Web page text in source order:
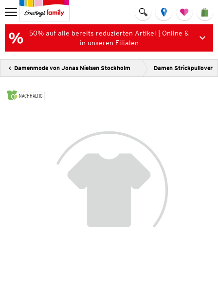
50% auf alle bereits reduzierten Artikel | Online &
in unseren Filialen
Damenmode von Jonas Nielsen Stockholm Damen Strickpullover
NACHHALTIG